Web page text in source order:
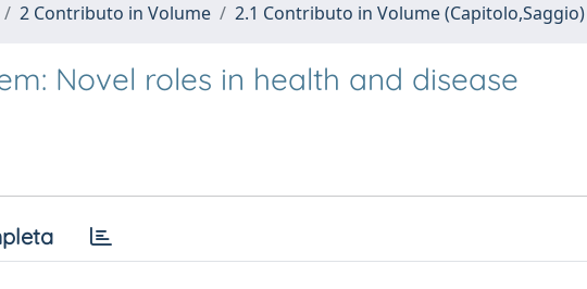
2 Contributo in Volume 2.1 Contributo in Volume (Capitolo,Saggio)
Novel roles in health and disease